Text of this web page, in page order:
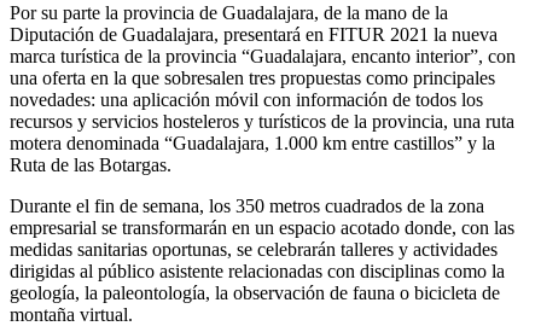
Por su parte la provincia de Guadalajara, de la mano de la
Diputación de Guadalajara, presentará en FITUR 2021 la nueva
marca turística de la provincia “Guadalajara, encanto interior”, con
una oferta en la que sobresalen tres propuestas como principales
novedades: una aplicación móvil con información de todos los
recursos y servicios hosteleros y turísticos de la provincia, una ruta
motera denominada “Guadalajara, 1.000 km entre castillos” y la
Ruta de las Botargas.
Durante el fin de semana, los 350 metros cuadrados de la zona
empresarial se transformarán en un espacio acotado donde, con las
medidas sanitarias oportunas, se celebrarán talleres y actividades
dirigidas al público asistente relacionadas con disciplinas como la
geología, la paleontología, la observación de fauna o bicicleta de
montaña virtual.